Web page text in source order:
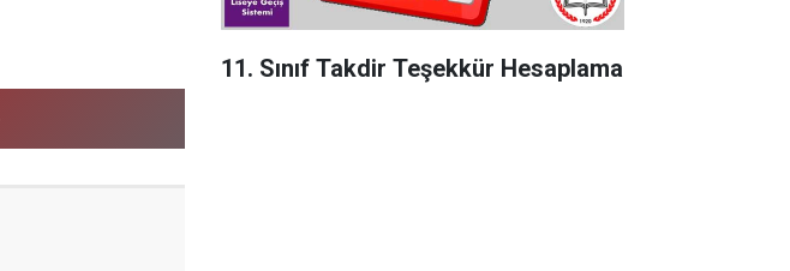
11. Sınıf Takdir Teşekkür Hesaplama